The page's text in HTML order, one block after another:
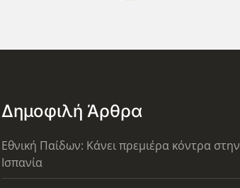
Δημοφιλή Άρθρα
Εθνική Παίδων: Κάνει πρεμιέρα κόντρα στην
Ισπανία